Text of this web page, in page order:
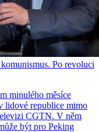
Po revoluci
minulého měsíce
lidové republice mimo
CGTN. V něm
být pro Peking